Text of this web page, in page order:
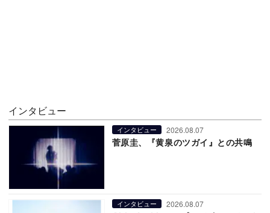
インタビュー
インタビュー 2026.08.07
菅原圭、『黄泉のツガイ』との共鳴
インタビュー 2026.08.07